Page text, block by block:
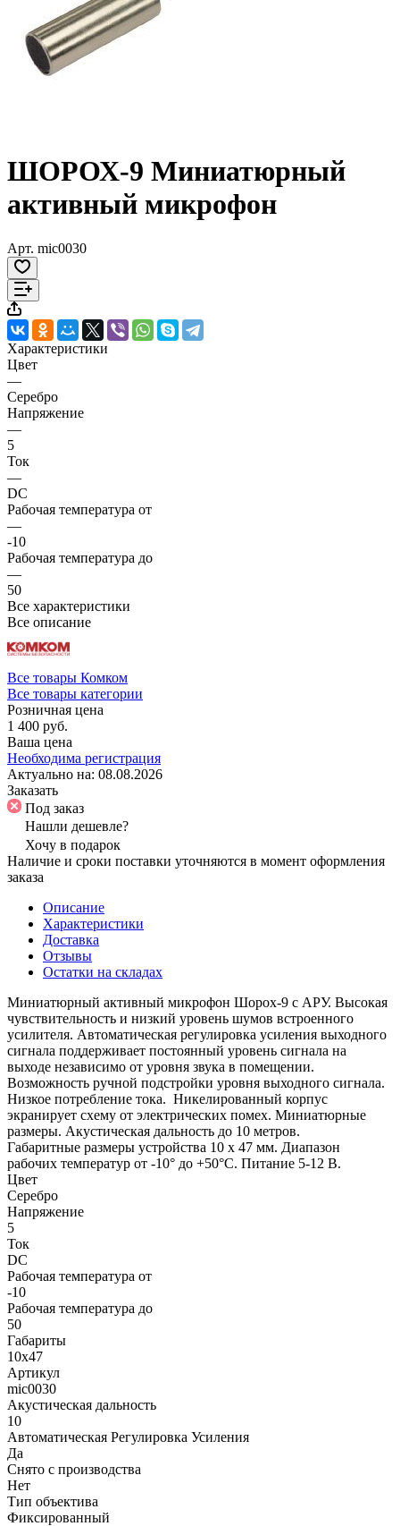
ШОРОХ-9 Миниатюрный
активный микрофон
Арт. mic0030
Характеристики
Цвет
—
Серебро
Напряжение
—
5
Ток
—
DC
Рабочая температура от
—
-10
Рабочая температура до
—
50
Все характеристики
Все описание
Все товары Комком
Все товары категории
Розничная цена
1 400 руб.
Ваша цена
Необходима регистрация
Актуально на: 08.08.2026
Заказать
Под заказ
Нашли дешевле?
Хочу в подарок
Наличие и сроки поставки уточняются в момент оформления
заказа
Описание
Характеристики
Доставка
Отзывы
Остатки на складах
Миниатюрный активный микрофон Шорох-9 с АРУ. Высокая
чувствительность и низкий уровень шумов встроенного
усилителя. Автоматическая регулировка усиления выходного
сигнала поддерживает постоянный уровень сигнала на
выходе независимо от уровня звука в помещении.
Возможность ручной подстройки уровня выходного сигнала.
Низкое потребление тока. Никелированный корпус
экранирует схему от электрических помех. Миниатюрные
размеры. Акустическая дальность до 10 метров.
Габаритные размеры устройства 10 х 47 мм. Диапазон
рабочих температур от -10° до +50°С. Питание 5-12 В.
Цвет
Серебро
Напряжение
5
Ток
DC
Рабочая температура от
-10
Рабочая температура до
50
Габариты
10х47
Артикул
mic0030
Акустическая дальность
10
Автоматическая Регулировка Усиления
Да
Снято с производства
Нет
Тип объектива
Фиксированный